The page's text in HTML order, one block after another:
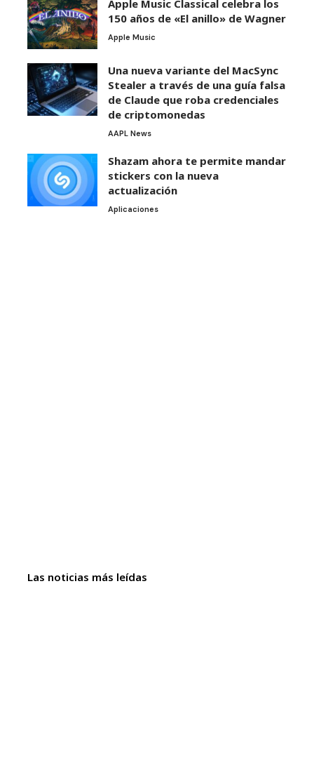
Apple Music Classical celebra los
150 años de «El anillo» de Wagner
Apple Music
Una nueva variante del MacSync
Stealer a través de una guía falsa
de Claude que roba credenciales
de criptomonedas
AAPL News
Shazam ahora te permite mandar
stickers con la nueva
actualización
Aplicaciones
Las noticias más leídas